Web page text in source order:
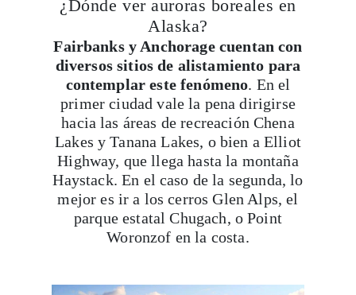
Fairbanks y Anchorage cuentan con
diversos sitios de alistamiento para
contemplar este fenómeno. En el
primer ciudad vale la pena dirigirse
hacia las áreas de recreación Chena
Lakes y Tanana Lakes, o bien a Elliot
Highway, que llega hasta la montaña
Haystack. En el caso de la segunda, lo
mejor es ir a los cerros Glen Alps, el
parque estatal Chugach, o Point
Woronzof en la costa.